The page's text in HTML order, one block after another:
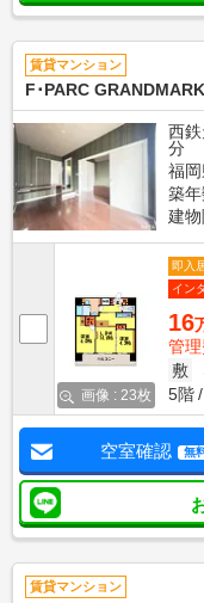
賃貸マンション
F･PARC
西
分
福
築年
建
画像 : 23枚
即入
イン
16
管
敷
5階
空室確認 無
賃貸マンション